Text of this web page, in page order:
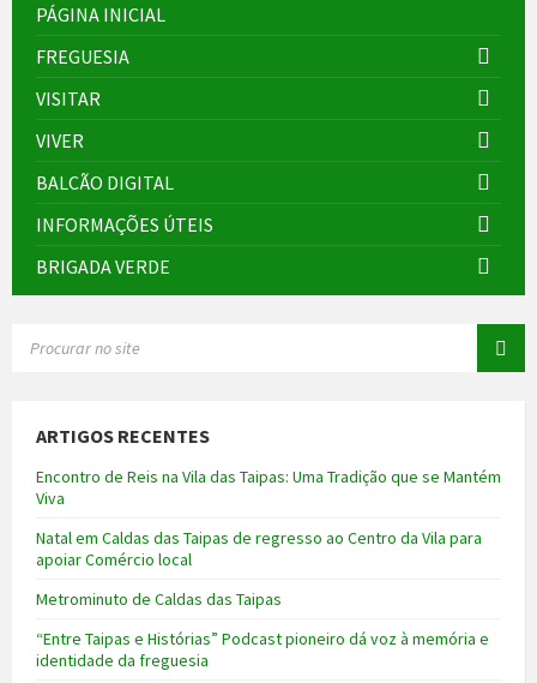
PÁGINA INICIAL
FREGUESIA
VISITAR
VIVER
BALCÃO DIGITAL
INFORMAÇÕES ÚTEIS
BRIGADA VERDE
ARTIGOS RECENTES
Encontro de Reis na Vila das Taipas: Uma Tradição que se Mantém
Viva
Natal em Caldas das Taipas de regresso ao Centro da Vila para
apoiar Comércio local
Metrominuto de Caldas das Taipas
“Entre Taipas e Histórias” Podcast pioneiro dá voz à memória e
identidade da freguesia